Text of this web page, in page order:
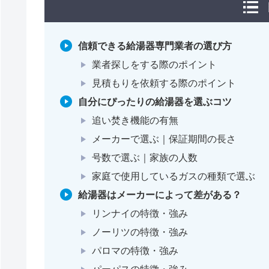
信頼できる給湯器専門業者の選び方
業者探しをする際のポイント
見積もりを依頼する際のポイント
自分にぴったりの給湯器を選ぶコツ
追い焚き機能の有無
メーカーで選ぶ｜保証期間の長さ
号数で選ぶ｜家族の人数
家庭で使用しているガスの種類で選ぶ
給湯器はメーカーによって差がある？
リンナイの特徴・強み
ノーリツの特徴・強み
パロマの特徴・強み